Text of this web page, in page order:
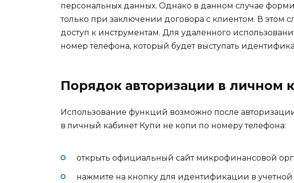
персональных данных. Однако в данном случае
только при заключении договора с клиентом. В этом
доступ к инструментам. Для удаленного
номер телефона, который будет выступать
Порядок авторизации в личном
Использование функций возможно после
в личный кабинет Купи не копи по номеру телефона:
открыть официальный сайт микрофинансовой
нажмите на кнопку для идентификации в